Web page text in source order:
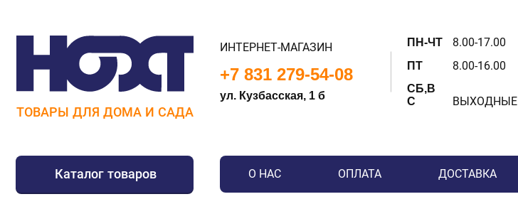
ТОВАРЫ ДЛЯ ДОМА И САДА
ИНТЕРНЕТ-МАГАЗИН
+7 831 279-54-08
ул. Кузбасская, 1 б
ПН-ЧТ 8.00-17.00
ПТ 8.00-16.00
СБ,В
С
ВЫХОДНЫЕ
Каталог товаров О НАС ОПЛАТА ДОСТАВКА